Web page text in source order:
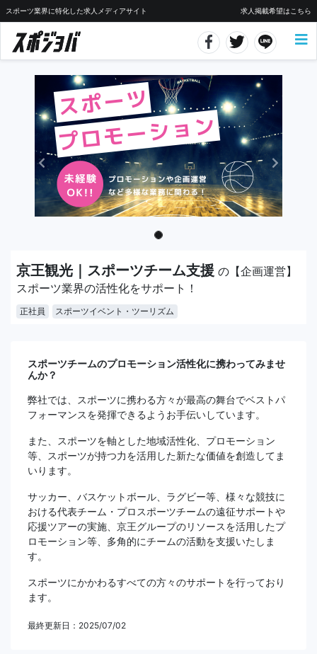
スポーツ業界に特化した求人メディアサイト 求人掲載希望はこちら
京王観光｜スポーツチーム支援 の【企画運営】
スポーツ業界の活性化をサポート！
正社員 スポーツイベント・ツーリズム
スポーツチームのプロモーション活性化に携わってみませ
んか？
弊社では、スポーツに携わる方々が最高の舞台でベストパ
フォーマンスを発揮できるようお手伝いしています。
また、スポーツを軸とした地域活性化、プロモーション
等、スポーツが持つ力を活用した新たな価値を創造してま
いります。
サッカー、バスケットボール、ラグビー等、様々な競技に
おける代表チーム・プロスポーツチームの遠征サポートや
応援ツアーの実施、京王グループのリソースを活用したプ
ロモーション等、多角的にチームの活動を支援いたしま
す。
スポーツにかかわるすべての方々のサポートを行っており
ます。
最終更新日：2025/07/02